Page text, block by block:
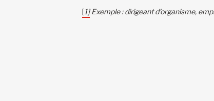
[1]Exemple : dirigeant d’organisme,